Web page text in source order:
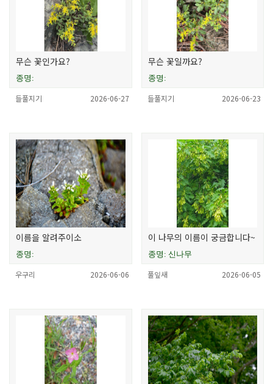
무슨 꽃인가요?
종명:
들풀지기 2026-06-27
무슨 꽃일까요?
종명:
들풀지기 2026-06-23
이름을 알려주이소
종명:
우구리 2026-06-06
이 나무의 이름이 궁금합니다~
종명: 신나무
풀잎새 2026-06-05